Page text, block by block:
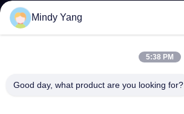
Mindy Yang
5:38 PM
Good day, what product are you looking for?